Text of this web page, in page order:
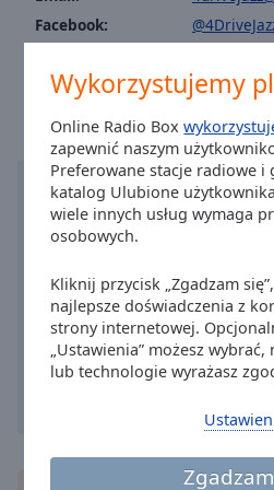
Wykorzystujemy
Online Radio Box
zapewnić naszym
Preferowane stacje radiowe i
katalog Ulubione
wiele innych usług wymaga
osobowych.
Kliknij przycisk „Zgadzam
najlepsze doświadczenia z
strony internetowej.
„Ustawienia” możesz
lub technologie wyrażasz
Area
Opacity
Facebook: